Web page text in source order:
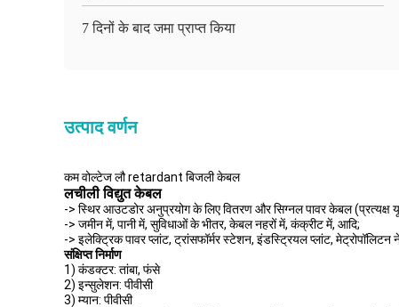
7 दिनों के बाद जमा प्राप्त किया
उत्पाद वर्णन
कम वोल्टेज लौ retardant बिजली केबल
लचीली विद्युत केबल
-> स्थिर आउटडोर अनुप्रयोग के लिए वितरण और सिग्नल पावर केबल (प्रत्यक्ष
-> जमीन में, पानी में, सुविधाओं के भीतर, केबल नहरों में, कंक्रीट में, आदि;
-> इलेक्ट्रिक पावर प्लांट, ट्रांसफॉर्मर स्टेशन, इंडस्ट्रियल प्लांट,
संक्षिप्त निर्माण
1) कंडक्टर: तांबा, फंसे
2) इन्सुलेशन: पीवीसी
3) म्यान: पीवीसी